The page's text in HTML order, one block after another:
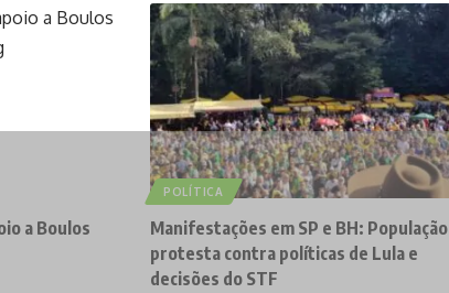
a Boulos
POLÍTICA
Manifestações em SP e BH: População
protesta contra políticas de Lula e
decisões do STF